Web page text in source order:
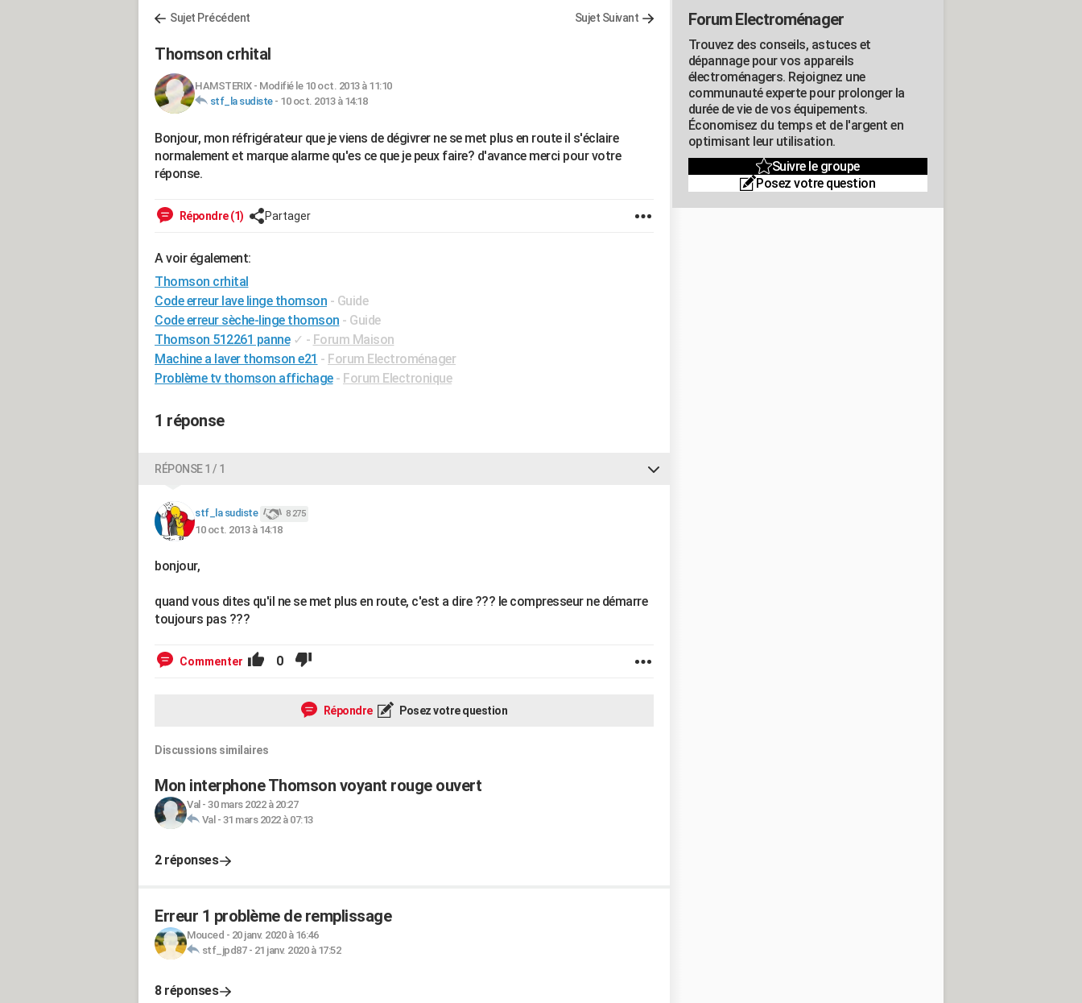
Sujet Précédent Sujet Suivant
Thomson crhital
HAMSTERIX- Modifié le 10 oct. 2013 à 11:10
stf_la sudiste- 10 oct. 2013 à 14:18
Bonjour, mon réfrigérateur que je viens de dégivrer ne se met plus en route il s'éclaire
normalement et marque alarme qu'es ce que je peux faire? d'avance merci pour votre
réponse.
Répondre (1) Partager
A voir également:
Thomson crhital
Code erreur lave linge thomson - Guide
Code erreur sèche-linge thomson - Guide
Thomson 512261 panne ✓ - Forum Maison
Machine a laver thomson e21 - Forum Electroménager
Problème tv thomson affichage - Forum Electronique
1 réponse
RÉPONSE 1 / 1
stf_la sudiste 8 275
10 oct. 2013 à 14:18
bonjour,
quand vous dites qu'il ne se met plus en route, c'est a dire ??? le compresseur ne démarre
toujours pas ???
Commenter 0
Répondre Posez votre question
Discussions similaires
Mon interphone Thomson voyant rouge ouvert
Val - 30 mars 2022 à 20:27
Val - 31 mars 2022 à 07:13
2 réponses
Erreur 1 problème de remplissage
Mouced - 20 janv. 2020 à 16:46
stf_jpd87- 21 janv. 2020 à 17:52
8 réponses
Forum Electroménager
Trouvez des conseils, astuces et
dépannage pour vos appareils
électroménagers. Rejoignez une
communauté experte pour prolonger la
durée de vie de vos équipements.
Économisez du temps et de l'argent en
optimisant leur utilisation.
Suivre le groupe
Posez votre question